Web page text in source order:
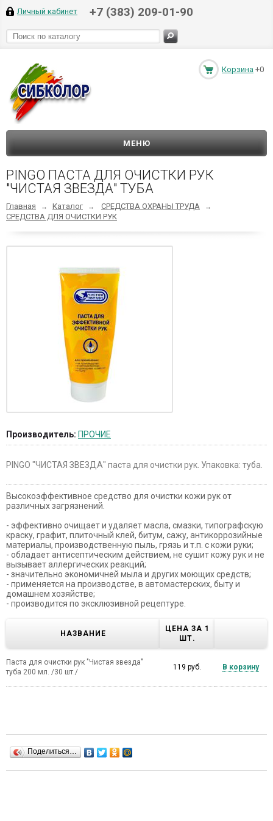
Личный кабинет +7 (383) 209-01-90
Корзина +0
МЕНЮ
PINGO ПАСТА ДЛЯ ОЧИСТКИ РУК
"ЧИСТАЯ ЗВЕЗДА" ТУБА
Главная → Каталог → СРЕДСТВА ОХРАНЫ ТРУДА →
СРЕДСТВА ДЛЯ ОЧИСТКИ РУК
Производитель: ПРОЧИЕ
PINGO "ЧИСТАЯ ЗВЕЗДА" паста для очистки рук. Упаковка: туба.
Высокоэффективное средство для очистки кожи рук от
различных загрязнений.
- эффективно очищает и удаляет масла, смазки, типографскую
краску, графит, плиточный клей, битум, сажу, антикоррозийные
материалы, производственную пыль, грязь и т.п. с кожи руки;
- обладает антисептическим действием, не сушит кожу рук и не
вызывает аллергических реакций;
- значительно экономичней мыла и других моющих средств;
- применяется на производстве, в автомастерских, быту и
домашнем хозяйстве;
- производится по эксклюзивной рецептуре.
НАЗВАНИЕ
ЦЕНА ЗА 1
ШТ.
Паста для очистки рук "Чистая звезда"
туба 200 мл. /30 шт./
119 руб. В корзину
Поделиться…